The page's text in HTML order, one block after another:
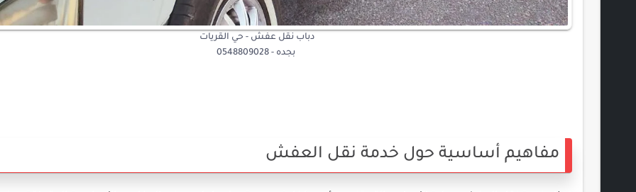
دباب نقل عفش - حي القريات
بجده - 0548809028
مفاهيم أساسية حول خدمة نقل العفش